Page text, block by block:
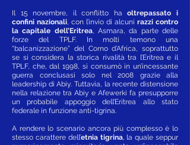
Il 15 novembre, il conflitto haoltrepassato i
confini nazionali, con l’invio di alcuni razzi contro
la capitale dell’Eritrea, Asmara, da parte delle
forze del TPLF. In molti temono una
“balcanizzazione” del Corno d’Africa, soprattutto
se si considera la storica rivalità tra l’Eritrea e il
TPLF, che, dal 1998, si consumò in un’incessante
guerra conclusasi solo nel 2008 grazie alla
leadership di Abiy. Tuttavia, la recente distensione
nella relazione tra Abiy e Afewerki fa presupporre
un probabile appoggio dell’Eritrea allo stato
federale in funzione anti-tigrina.
A rendere lo scenario ancora più complesso è lo
stesso carattere dell’etnia tigrina, la quale seppur